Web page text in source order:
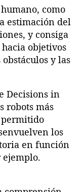
como
estimación del
y consiga
objetivos
y las
Decisions in
robots más
permitido
los
en función
ejemplo.